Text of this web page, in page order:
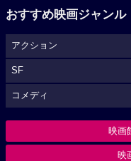
おすすめ映画ジャンル
アクション
SF
コメディ
映画
映